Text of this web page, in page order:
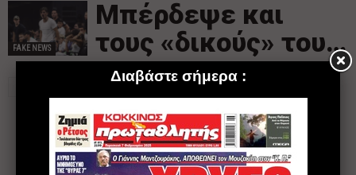
FAKE NEWS
Mπέρδεψε και
τους «δικούς» του…